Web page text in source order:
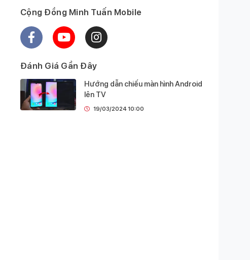
Cộng Đồng Minh Tuấn Mobile
Đánh Giá Gần Đây
19/03/2024 10:00
Hướng dẫn chiếu màn hình Android
lên TV